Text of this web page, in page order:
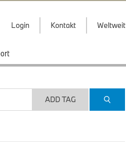
Login Kontakt Weltweit
ADD TAG